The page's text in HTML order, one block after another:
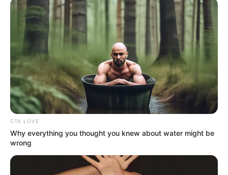
Περισσότερα νέα από την Εύβοια
Είδαν αυτοκίνητο να εξαφανίζεται από τη
φωτιά στην Τριάδα;
Βουβός θρήνος σε περιοχή της Εύβοιας –
Κανείς δεν μπορούσε να πιστέψει ότι έφυγε
τόσο νωρίς
κατάφερε να κρατηθεί στην ζωή
CTA LOVE
Why everything you thought you knew about water might be
wrong